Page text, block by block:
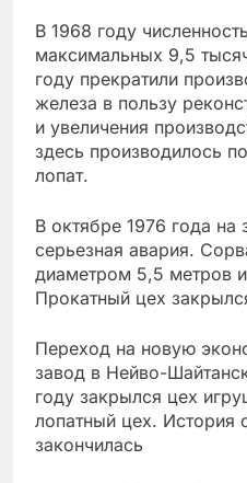
В 1968 году
максимальных 9,5
году прекратили
железа в пользу
и увеличения
здесь производилось
лопат.
В октябре 1976 года на
серьезная авария.
диаметром 5,5 метров
Прокатный цех
Переход на новую
завод в Нейво-
году закрылся цех
лопатный цех. История
закончилась